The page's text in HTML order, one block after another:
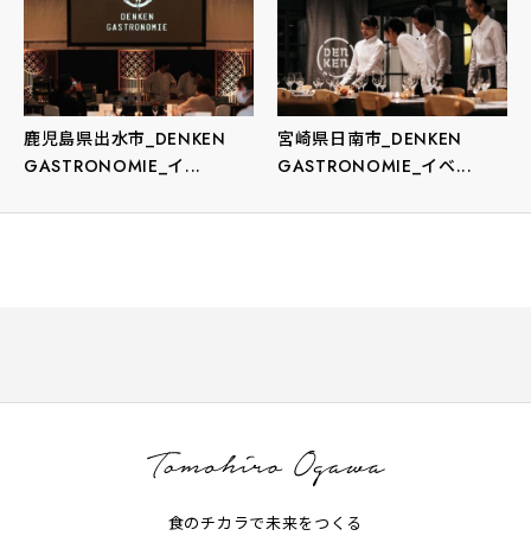
鹿児島県出水市_DENKEN
GASTRONOMIE_イ...
宮崎県日南市_DENKEN
GASTRONOMIE_イベ...
食のチカラで未来をつくる